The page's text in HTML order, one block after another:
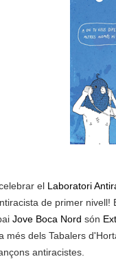
el Laboratori
de primer
Jove Boca Nord són
més dels Tabalers
antiracistes.